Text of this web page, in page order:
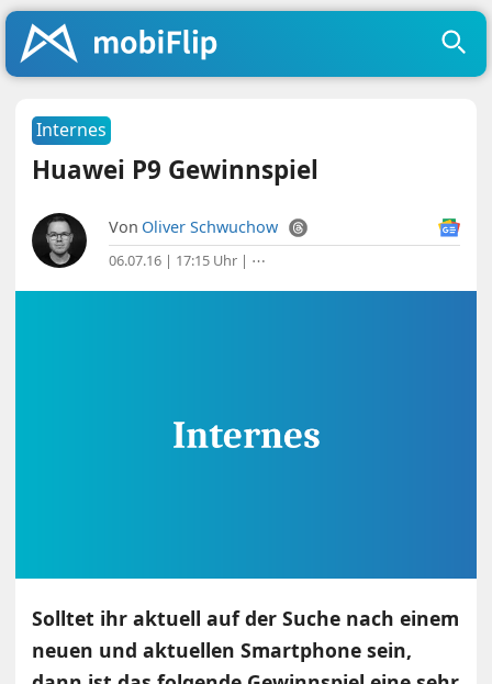
Internes
Huawei P9 Gewinnspiel
Von Oliver Schwuchow
06.07.16 | 17:15 Uhr | ⋯
Solltet ihr aktuell auf der Suche nach einem
neuen und aktuellen Smartphone sein,